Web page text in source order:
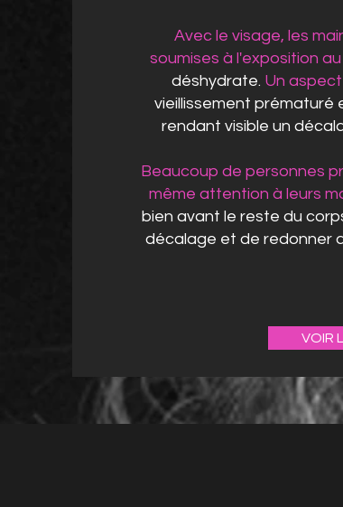
Avec le visage, les
soumises à l'exposition au
déshydrate. Un
vieillissement prématuré
rendant visible un
Beaucoup de personnes
même attention à leurs
bien avant le reste du
décalage et de redonner
VOIR